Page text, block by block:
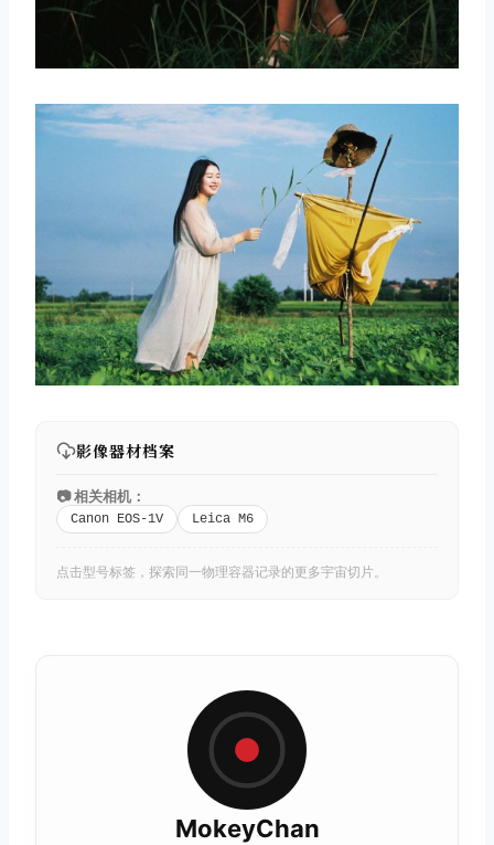
影像器材档案
📷 相关相机：
Canon EOS-1V Leica M6
点击型号标签，探索同一物理容器记录的更多宇宙切片。
MokeyChan